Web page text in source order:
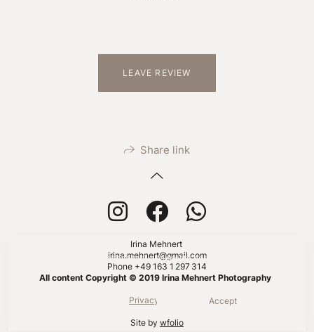
LEAVE REVIEW
Share link
Irina Mehnert
irina.mehnert@gmail.com
Phone +49 163 1 297 314
All content Copyright © 2019 Irina Mehnert Photography
Privacy policy
Site by wfolio
This site uses cookies for site functionality and traffic analysis.
Accept